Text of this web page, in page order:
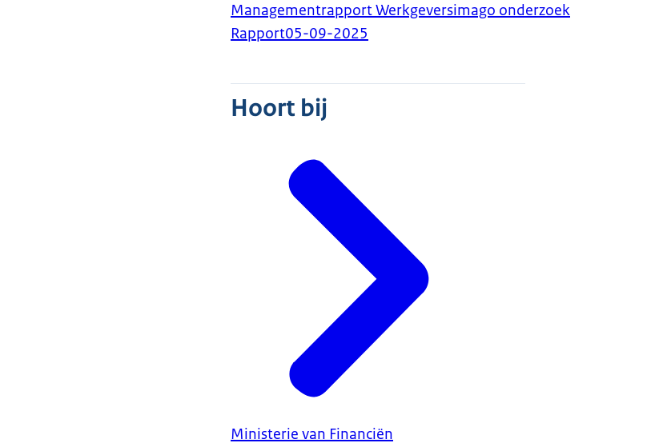
Managementrapport Werkgeversimago onderzoek
Rapport05-09-2025
Hoort bij
Ministerie van Financiën